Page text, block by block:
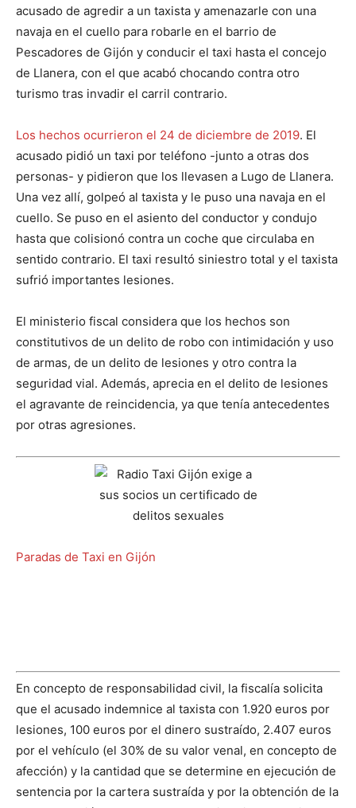
acusado de agredir a un taxista y amenazarle con una
navaja en el cuello para robarle en el barrio de
Pescadores de Gijón y conducir el taxi hasta el concejo
de Llanera, con el que acabó chocando contra otro
turismo tras invadir el carril contrario.
Los hechos ocurrieron el 24 de diciembre de 2019. El
acusado pidió un taxi por teléfono -junto a otras dos
personas- y pidieron que los llevasen a Lugo de Llanera.
Una vez allí, golpeó al taxista y le puso una navaja en el
cuello. Se puso en el asiento del conductor y condujo
hasta que colisionó contra un coche que circulaba en
sentido contrario. El taxi resultó siniestro total y el taxista
sufrió importantes lesiones.
El ministerio fiscal considera que los hechos son
constitutivos de un delito de robo con intimidación y uso
de armas, de un delito de lesiones y otro contra la
seguridad vial. Además, aprecia en el delito de lesiones
el agravante de reincidencia, ya que tenía antecedentes
por otras agresiones.
Paradas de Taxi en Gijón
En concepto de responsabilidad civil, la fiscalía solicita
que el acusado indemnice al taxista con 1.920 euros por
lesiones, 100 euros por el dinero sustraído, 2.407 euros
por el vehículo (el 30% de su valor venal, en concepto de
afección) y la cantidad que se determine en ejecución de
sentencia por la cartera sustraída y por la obtención de la